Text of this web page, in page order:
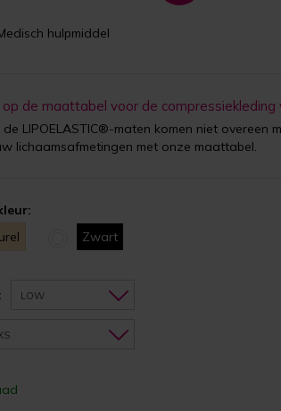
hulpmiddel
de maattabel voor de compressiekleding
de LIPOELASTIC®-maten komen niet overeen
lichaamsafmetingen met onze maattabel.
Zwart
LOW